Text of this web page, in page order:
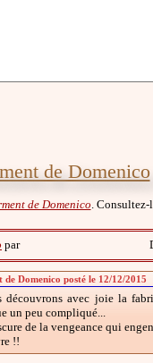
de Domenico
de Domenico. Consultez-
par
Domenico posté le 12/12/2015
avec joie la
un peu compliqué...
de la vengeance qui
!!